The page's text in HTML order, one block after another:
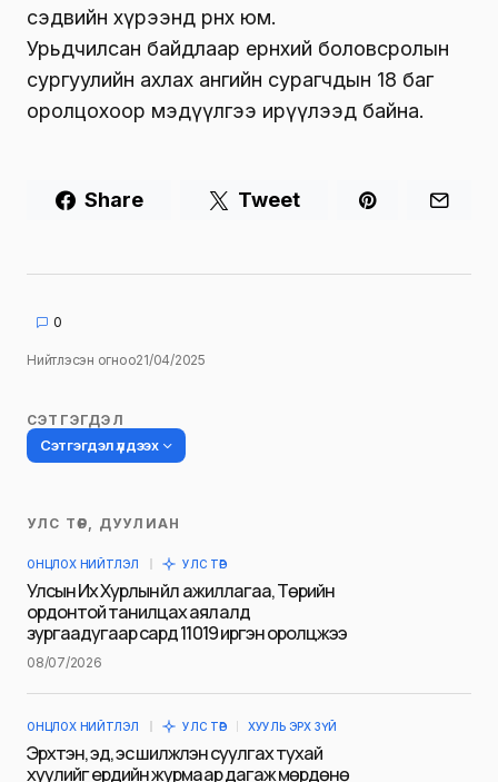
сэдвийн хүрээнд өрнөх юм.
Урьдчилсан байдлаар ерөнхий боловсролын
сургуулийн ахлах ангийн сурагчдын 18 баг
оролцохоор мэдүүлгээ ирүүлээд байна.
Share Tweet
0
Нийтлэсэн огноо21/04/2025
СЭТГЭГДЭЛ
Сэтгэгдэл үлдээх
Таны имэйл хаягийг нийтлэхгүй.
тэмдэглэсэн
Name
УЛС ТӨР, ДУУЛИАН
ОНЦЛОХ НИЙТЛЭЛ УЛС ТӨР
Улсын Их Хурлын үйл ажиллагаа, Төрийн
ордонтой танилцах аялалд
зургаадугаар сард 11019 иргэн оролцжээ
08/07/2026
ОНЦЛОХ НИЙТЛЭЛ УЛС ТӨР ХУУЛЬ ЭРХ ЗҮЙ
Эрхтэн, эд, эс шилжүүлэн суулгах тухай
хуулийг ердийн журмаар дагаж мөрдөнө